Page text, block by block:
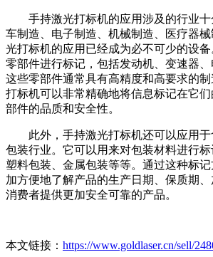
手持激光打标机的应用涉及的行业十
车制造、电子制造、机械制造、医疗器
光打标机的应用已经成为必不可少的设
零部件进行标记，包括发动机、变速器、
这些零部件通常具有高精度和高要求的
打标机可以非常精确地将信息标记在它
部件的品质和安全性。
此外，手持激光打标机还可以应用于
包装行业。它可以用来对包装材料进行标
塑料包装、金属包装等等。通过这种标
加方便地了解产品的生产日期、保质期
消费者提供更加安全可靠的产品。
本文链接： https://www.goldlaser.cn/sell/